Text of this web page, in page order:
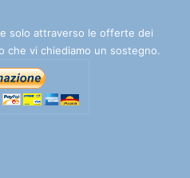
solo attraverso le offerte dei
che vi chiediamo un sostegno.